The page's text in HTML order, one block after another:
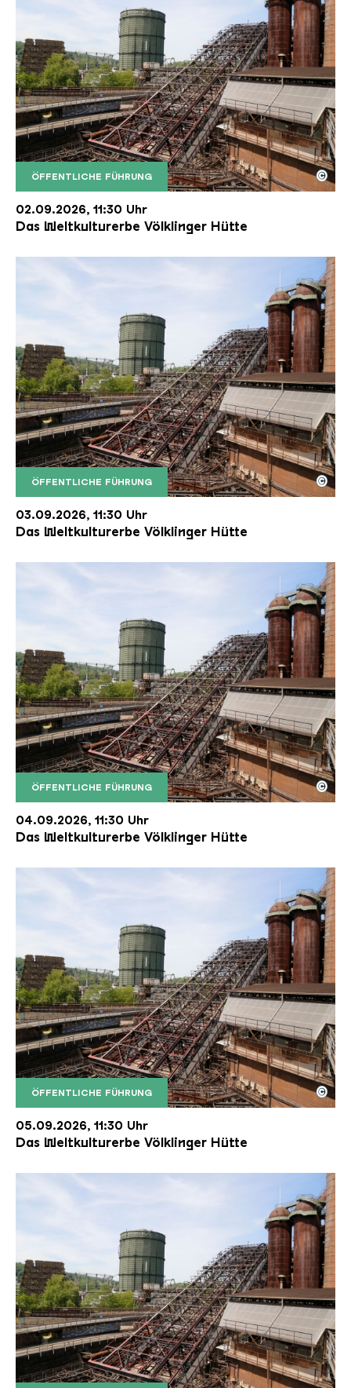
ÖFFENTLICHE FÜHRUNG
Der Erzschrägaufzug der Völklinger Hütte mit
Copyright: Weltkulturerbe Völklinger Hütte | Karl
©
02.09.2026, 11:30 Uhr
Das Weltkulturerbe Völklinger Hütte
ÖFFENTLICHE FÜHRUNG
Der Erzschrägaufzug der Völklinger Hütte mit
Copyright: Weltkulturerbe Völklinger Hütte | Karl
©
03.09.2026, 11:30 Uhr
Das Weltkulturerbe Völklinger Hütte
ÖFFENTLICHE FÜHRUNG
Der Erzschrägaufzug der Völklinger Hütte mit
Copyright: Weltkulturerbe Völklinger Hütte | Karl
©
04.09.2026, 11:30 Uhr
Das Weltkulturerbe Völklinger Hütte
ÖFFENTLICHE FÜHRUNG
Der Erzschrägaufzug der Völklinger Hütte mit
Copyright: Weltkulturerbe Völklinger Hütte | Karl
©
05.09.2026, 11:30 Uhr
Das Weltkulturerbe Völklinger Hütte